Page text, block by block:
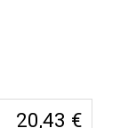
20,43 €